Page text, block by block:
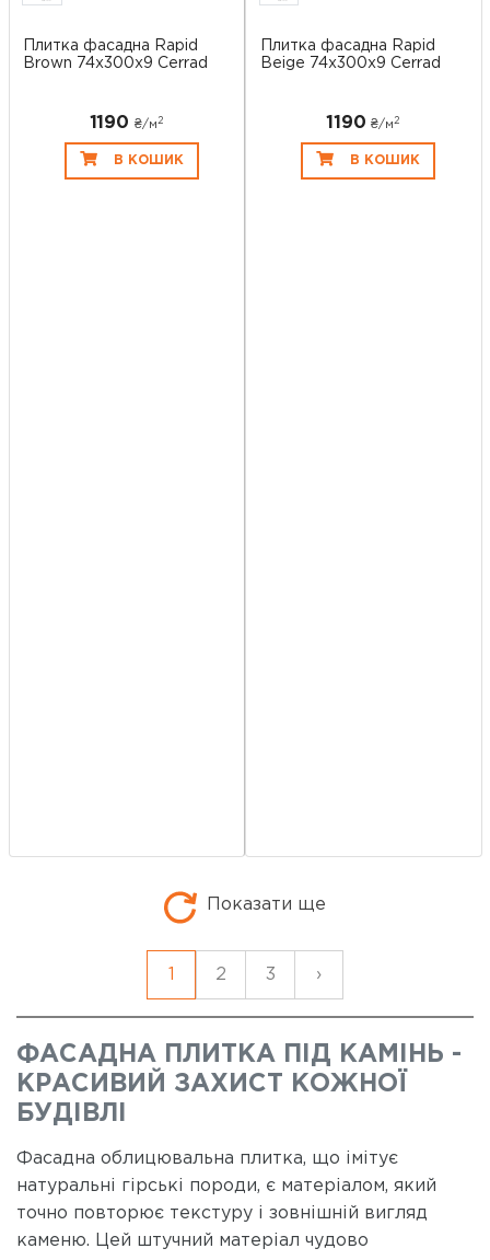
Плитка фасадна Rapid
Brown 74x300x9 Cerrad
1190 ₴/м 2
В КОШИК
Плитка фасадна Rapid
Beige 74x300x9 Cerrad
1190 ₴/м2
В КОШИК
Показати ще
2 3 ›
ФАСАДНА ПЛИТКА ПІД КАМІНЬ -
КРАСИВИЙ ЗАХИСТ КОЖНОЇ
БУДІВЛІ
Фасадна облицювальна плитка, що імітує
натуральні гірські породи, є матеріалом, який
точно повторює текстуру і зовнішній вигляд
каменю. Цей штучний матеріал чудово